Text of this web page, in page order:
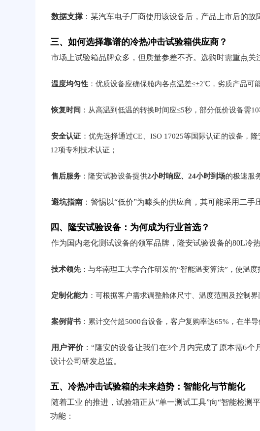
数据支撑 ：某汽车电子厂商使用该设备后，产品上市后的故
三、如何选择靠谱的冷热冲击试验箱供应商？
市场上试验箱品牌众多，但质量参差不齐。选购时需重点关
温度均匀性 ：优质设备应确保舱内各点温差≤±2℃，劣质产品可
恢复时间 ：从高温到低温的转换时间应≤5秒，部分低价设备需
安全认证 ：优先选择通过CE、ISO 17025等国际认证的设备，
12项专利技术认证；
售后服务 ：隆安试验设备提供2小时响应、24小时到场的极速服
避坑指南 ：警惕以“低价”为噱头的供应商，其可能采用二
四、隆安试验设备：为何成为行业首选？
作为国内老化测试设备的领军品牌，隆安试验设备的80L冷
技术领先：与华南理工大学合作研发的“智能温变算法”，使温
定制化能力 ：可根据客户需求调整舱体尺寸、温度范围及控制
案例背书 ：累计交付超5000台设备，客户复购率达65%，在半
用户评价：“隆安的设备让我们在3个月内完成了原本需6
设计公司研发总监。
五、冷热冲击试验箱的未来趋势：智能化与节能化
随着工业 的推进，试验箱正从“单一测试工具”向“智能检测
功能：